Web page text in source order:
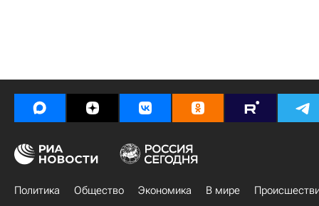
Политика Общество Экономика В мире